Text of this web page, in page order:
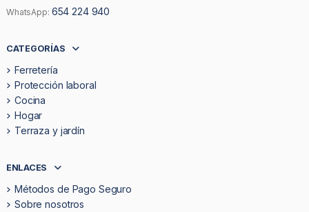
WhatsApp: 654 224 940
CATEGORÍAS
Ferretería
Protección laboral
Cocina
Hogar
Terraza y jardín
ENLACES
Métodos de Pago Seguro
Sobre nosotros